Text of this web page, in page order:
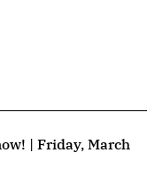
| Friday, March